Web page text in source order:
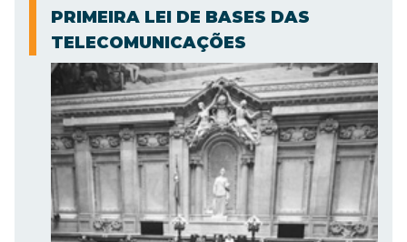
PRIMEIRA LEI DE BASES DAS
TELECOMUNICAÇÕES